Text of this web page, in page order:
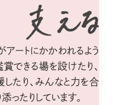
アートにかかわれるよう
できる場を設けたり、
したり、みんなと力を合
ったりしています。